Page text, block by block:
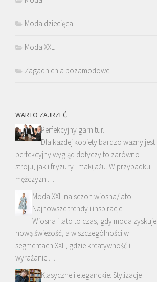
Moda dziecięca
Moda XXL
Zagadnienia pozamodowe
WARTO ZAJRZEĆ
Perfekcyjny garnitur.
Dla każdej kobiety bardzo ważny jest
perfekcyjny wygląd dotyczy to zarówno
stroju, jak i fryzury i makijażu. W przypadku
mężczyzn …
Moda XXL na sezon wiosna/lato:
Najnowsze trendy i inspiracje
Wiosna i lato to czas, gdy moda zyskuje
nową świeżość, a w szczególności w
segmentach XXL, gdzie kreatywność i
wyrażanie …
Klasyczne i eleganckie: Stylizacje